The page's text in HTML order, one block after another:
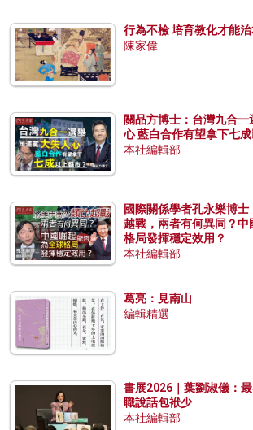
行為不檢 培育教化才能
陳家偉
關品方博士：台灣九合一
心 藍白合作有望拿下七
本社編輯部
國際關係學者孔永樂博
越戰，兩者有何異同？
格局發揮穩定效用？
本社編輯部
葛亮：見南山
編輯精選
書展2026｜葉劉淑儀：
職說話包袱少
本社編輯部